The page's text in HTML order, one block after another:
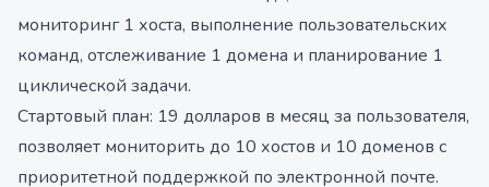
мониторинг 1 хоста, выполнение пользовательских
команд, отслеживание 1 домена и планирование 1
циклической задачи.
Стартовый план: 19 долларов в месяц за пользователя,
позволяет мониторить до 10 хостов и 10 доменов с
приоритетной поддержкой по электронной почте.